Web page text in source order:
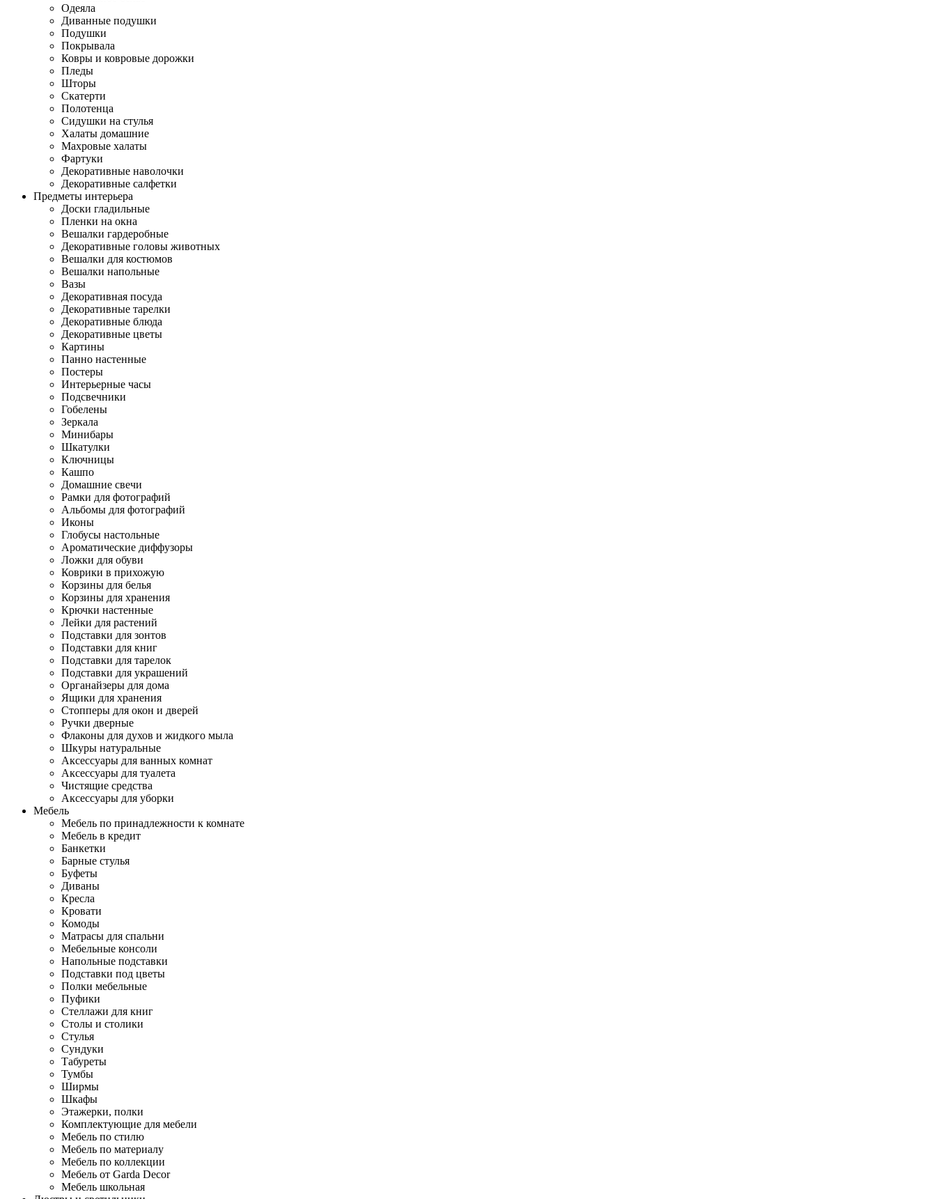
Одеяла
Диванные подушки
Подушки
Покрывала
Ковры и ковровые дорожки
Пледы
Шторы
Скатерти
Полотенца
Сидушки на стулья
Халаты домашние
Махровые халаты
Фартуки
Декоративные наволочки
Декоративные салфетки
Предметы интерьера
Доски гладильные
Пленки на окна
Вешалки гардеробные
Декоративные головы животных
Вешалки для костюмов
Вешалки напольные
Вазы
Декоративная посуда
Декоративные тарелки
Декоративные блюда
Декоративные цветы
Картины
Панно настенные
Постеры
Интерьерные часы
Подсвечники
Гобелены
Зеркала
Минибары
Шкатулки
Ключницы
Кашпо
Домашние свечи
Рамки для фотографий
Альбомы для фотографий
Иконы
Глобусы настольные
Ароматические диффузоры
Ложки для обуви
Коврики в прихожую
Корзины для белья
Корзины для хранения
Крючки настенные
Лейки для растений
Подставки для зонтов
Подставки для книг
Подставки для тарелок
Подставки для украшений
Органайзеры для дома
Ящики для хранения
Стопперы для окон и дверей
Ручки дверные
Флаконы для духов и жидкого мыла
Шкуры натуральные
Аксессуары для ванных комнат
Аксессуары для туалета
Чистящие средства
Аксессуары для уборки
Мебель
Мебель по принадлежности к комнате
Мебель в кредит
Банкетки
Барные стулья
Буфеты
Диваны
Кресла
Кровати
Комоды
Матрасы для спальни
Мебельные консоли
Напольные подставки
Подставки под цветы
Полки мебельные
Пуфики
Стеллажи для книг
Столы и столики
Стулья
Сундуки
Табуреты
Тумбы
Ширмы
Шкафы
Этажерки, полки
Комплектующие для мебели
Мебель по стилю
Мебель по материалу
Мебель по коллекции
Мебель от Garda Decor
Мебель школьная